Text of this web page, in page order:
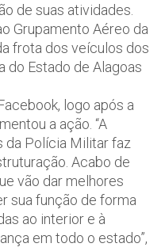
de suas atividades.
Grupamento Aéreo da
frota dos veículos dos
do Estado de Alagoas
logo após a
a ação. “A
da Polícia Militar faz
Acabo de
vão dar melhores
sua função de forma
ao interior e à
em todo o estado”,